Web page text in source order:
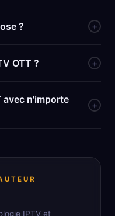
? +
OTT ? +
avec n'importe
+
IPTV et